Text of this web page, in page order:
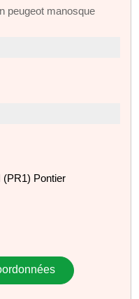
peugeot manosque
(PR1) Pontier